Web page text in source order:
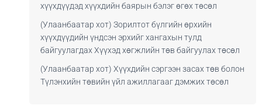
хүүхдүүдэд хүүхдийн баярын бэлэг өгөх төсөл
(Улаанбаатар хот) Зорилтот бүлгийн өрхийн
хүүхдүүдийн үндсэн эрхийг хангахын тулд
байгуулагдах Хүүхэд хөгжлийн төв байгуулах төсөл
(Улаанбаатар хот) Хүүхдийн сэргээн засах төв болон
Түлэнхийн төвийн үйл ажиллагааг дэмжих төсөл